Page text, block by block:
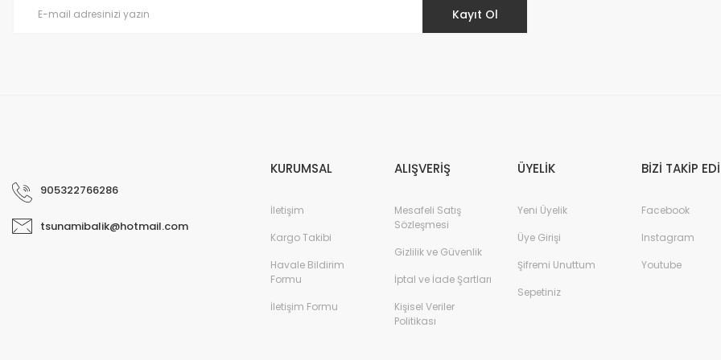
Kayıt Ol
905322766286
tsunamibalik@hotmail.com
KURUMSAL
İletişim
Kargo Takibi
Havale Bildirim
Formu
İletişim Formu
ALIŞVERİŞ
Mesafeli Satış
Sözleşmesi
Gizlilik ve Güvenlik
İptal ve İade Şartları
Kişisel Veriler
Politikası
ÜYELİK
Yeni Üyelik
Üye Girişi
Şifremi Unuttum
Sepetiniz
BİZİ TAKİP
Facebook
Instagram
Youtube